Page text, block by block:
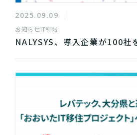
2025.09.09
お知らせIT領域
NALYSYS、導入企業が100社